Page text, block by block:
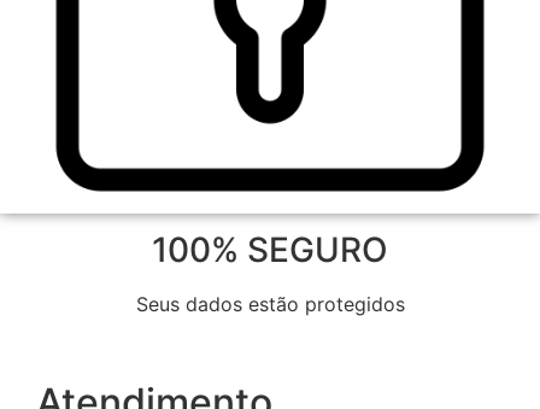
100% SEGURO
Seus dados estão protegidos